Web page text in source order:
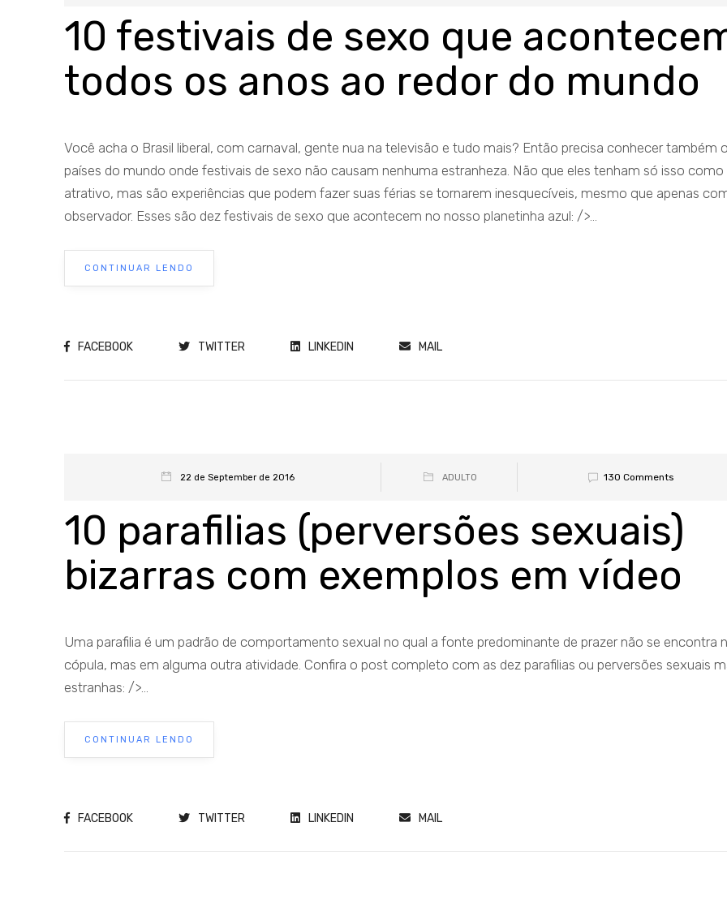
10 festivais de sexo que
todos os anos ao redor do mundo
Você acha o Brasil liberal, com carnaval, gente nua na televisão e tudo mais? Então precisa conhecer também
países do mundo onde festivais de sexo não causam nenhuma estranheza. Não que eles tenham só isso como
atrativo, mas são experiências que podem fazer suas férias se tornarem inesquecíveis, mesmo que apenas
observador. Esses são dez festivais de sexo que acontecem no nosso planetinha azul: />...
CONTINUAR LENDO
FACEBOOK TWITTER LINKEDIN MAIL
22 de September de 2016 ADULTO 130 Comments
10 parafilias (perversões sexuais)
bizarras com exemplos em vídeo
Uma parafilia é um padrão de comportamento sexual no qual a fonte predominante de prazer não se encontra
cópula, mas em alguma outra atividade. Confira o post completo com as dez parafilias ou perversões sexuais
estranhas: />...
CONTINUAR LENDO
FACEBOOK TWITTER LINKEDIN MAIL